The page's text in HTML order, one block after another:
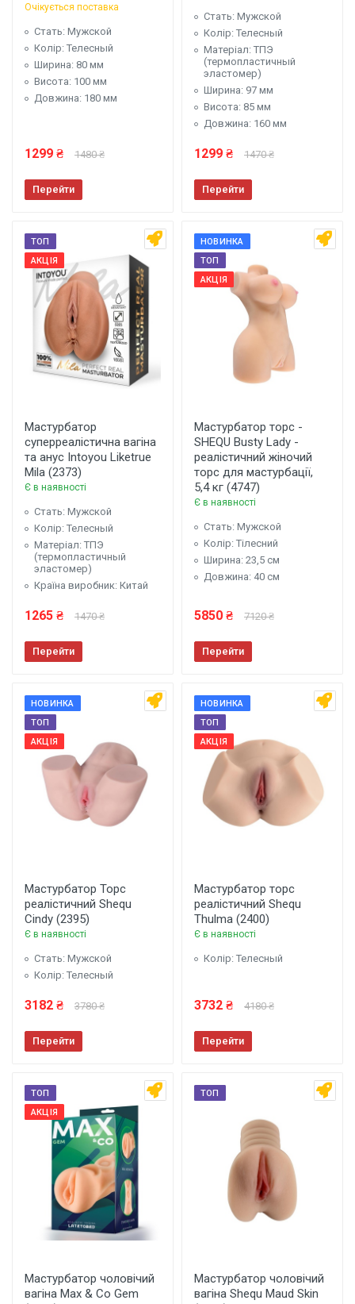
Очікується поставка
Стать: Мужской
Колір: Телесный
Ширина: 80 мм
Висота: 100 мм
Довжина: 180 мм
1299 ₴ 1480 ₴
Перейти
Стать: Мужской
Колір: Телесный
Матеріал: ТПЭ
(термопластичный
эластомер)
Ширина: 97 мм
Висота: 85 мм
Довжина: 160 мм
1299 ₴ 1470 ₴
Перейти
ТОП
АКЦІЯ
Мастурбатор
суперреалістична вагіна
та анус Intoyou Liketrue
Mila (2373)
Є в наявності
Стать: Мужской
Колір: Телесный
Матеріал: ТПЭ
(термопластичный
эластомер)
Країна виробник: Китай
1265 ₴ 1470 ₴
Перейти
НОВИНКА
ТОП
АКЦІЯ
Мастурбатор торс -
SHEQU Busty Lady -
реалістичний жіночий
торс для мастурбації,
5,4 кг (4747)
Є в наявності
Стать: Мужской
Колір: Тілесний
Ширина: 23,5 см
Довжина: 40 см
5850 ₴ 7120 ₴
Перейти
НОВИНКА
ТОП
АКЦІЯ
Мастурбатор Торс
реалістичний Shequ
Cindy (2395)
Є в наявності
Стать: Мужской
Колір: Телесный
3182 ₴ 3780 ₴
Перейти
НОВИНКА
ТОП
АКЦІЯ
Мастурбатор торс
реалістичний Shequ
Thulma (2400)
Є в наявності
Колір: Телесный
3732 ₴ 4180 ₴
Перейти
ТОП
АКЦІЯ
Мастурбатор чоловічий
вагіна Max & Co Gem
ТОП
Мастурбатор чоловічий
вагіна Shequ Maud Skin